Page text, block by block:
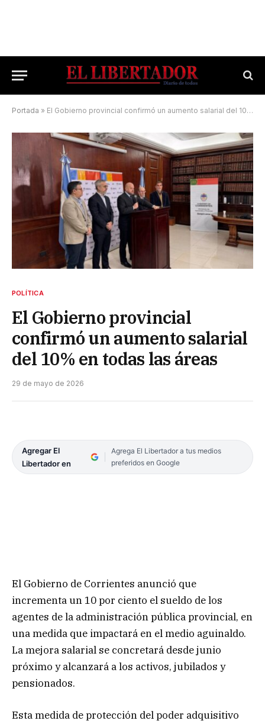
Portada » El Gobierno provincial confirmó un aumento salarial del 10% en todas las áreas
POLÍTICA
El Gobierno provincial
confirmó un aumento salarial
del 10% en todas las áreas
29 de mayo de 2026
Agregar El
Libertador en
Agrega El Libertador a tus medios
preferidos en Google
El Gobierno de Corrientes anunció que
incrementa un 10 por ciento el sueldo de los
agentes de la administración pública provincial, en
una medida que impactará en el medio aguinaldo.
La mejora salarial se concretará desde junio
próximo y alcanzará a los activos, jubilados y
pensionados.
Esta medida de protección del poder adquisitivo